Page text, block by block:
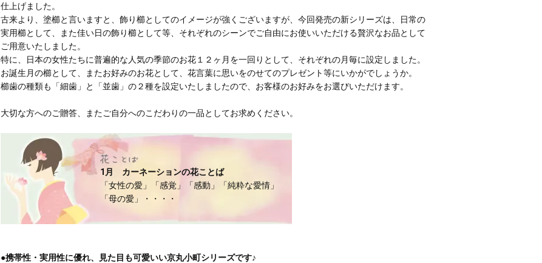
仕上げました。
古来より、塗櫛と言いますと、飾り櫛としてのイメージが強くございますが、今回発売の新シリーズは、日常の
実用櫛として、また佳い日の飾り櫛として等、それぞれのシーンでご自由にお使いいただける贅沢なお品として
ご用意いたしました。
特に、日本の女性たちに普遍的な人気の季節のお花１２ヶ月を一回りとして、それぞれの月毎に設定しました。
お誕生月の櫛として、またお好みのお花として、花言葉に思いをのせてのプレゼント等にいかがでしょうか。
櫛歯の種類も「細歯」と「並歯」の２種を設定いたしましたので、お客様のお好みをお選びいただけます。
大切な方へのご贈答、またご自分へのこだわりの一品としてお求めください。
1月 カーネーションの花ことば
「女性の愛」「感覚」「感動」「純粋な愛情」
「母の愛」・・・・
●携帯性・実用性に優れ、見た目も可愛いい京丸小町シリーズです♪